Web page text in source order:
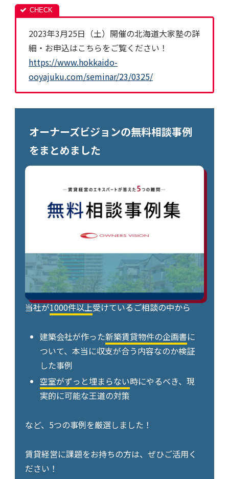
2023年3月25日（土）開催の北海道大家塾の詳
細・お申込はこちらをご覧ください！
https://www.hokkaido-
ooyajuku.com/seminar/23/0325/
オーナーズビジョンの無料相談事例
をまとめました
当社が1000件以上受けているご相談の中から
建築会社が作った新築賃貸物件の企画書に
ついて、本当に収支が合う内容なのか検証
した事例
空室がずっと埋まらない時にやるべき、現
実的に可能な王道の対策
など、5つの事例を厳選しました！
賃貸経営に課題をお持ちの方は、ぜひご活用く
ださい！